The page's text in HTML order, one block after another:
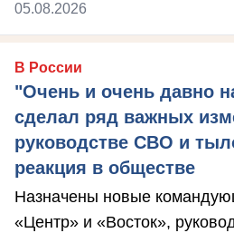
05.08.2026
В России
"Очень и очень давно
сделал ряд важных
руководстве СВО и
реакция в обществе
Назначены новые
«Центр» и «Восток»,